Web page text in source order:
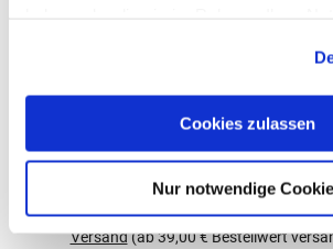
Cookies zulassen
Nur notwendige
Gutscheine
Alle Preise verstehen sich inklusive der
Versand(ab 39,00 € Bestellwert